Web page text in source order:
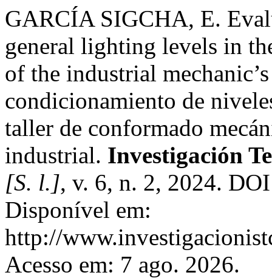
GARCÍA SIGCHA, E.
general lighting levels in
of the industrial
condicionamiento de
taller de conformado
industrial. Investigación
[S. l.], v. 6, n. 2, 2024.
Disponível em:
http://
Acesso em: 7 ago. 2026.